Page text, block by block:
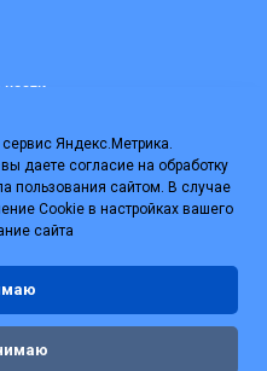
Яндекс.Метрика.
даете согласие на обработку
пользования сайтом. В случае
Cookie в настройках вашего
сайта
Tilda